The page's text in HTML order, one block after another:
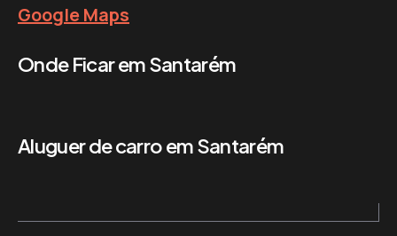
Google Maps
Onde Ficar em Santarém
Aluguer de carro em Santarém